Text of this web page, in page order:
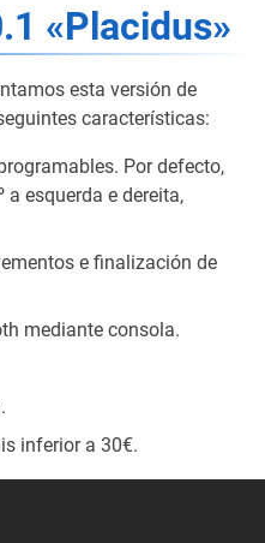
«Placidus»
esta versión de
características:
Por defecto,
a esquerda e dereita,
e finalización de
mediante consola.
inferior a 30€.